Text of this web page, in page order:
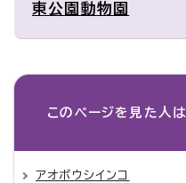
東公園動物園
このページを見た人は
アオボウシインコ